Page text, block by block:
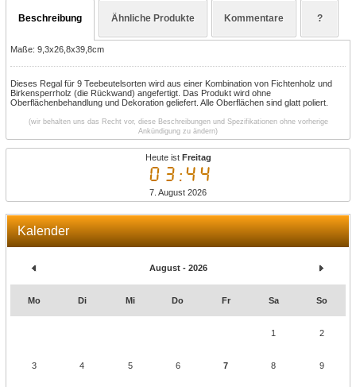
Heute ist Freitag
03:44
7. August 2026
Kalender
August - 2026
Mo Di Mi Do Fr Sa So
1 2
3 4 5 6 7 8 9
Beschreibung Ähnliche Produkte Kommentare ?
Maße: 9,3x26,8x39,8cm
Dieses Regal für 9 Teebeutelsorten wird aus einer Kombination von Fichtenholz und
Birkensperrholz (die Rückwand) angefertigt. Das Produkt wird ohne
Oberflächenbehandlung und Dekoration geliefert. Alle Oberflächen sind glatt poliert.
(wir behalten uns das Recht vor, diese Beschreibungen und Spezifikationen ohne vorherige
Ankündigung zu ändern)